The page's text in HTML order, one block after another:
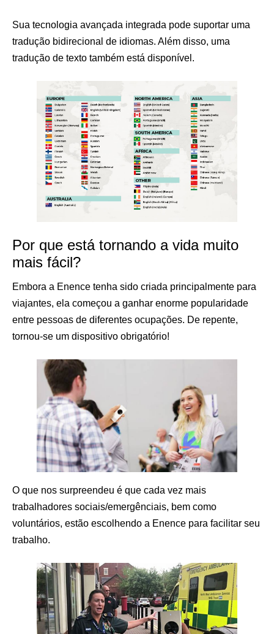
Sua tecnologia avançada integrada pode suportar uma
tradução bidirecional de idiomas. Além disso, uma
tradução de texto também está disponível.
Por que está tornando a vida muito
mais fácil?
Embora a Enence tenha sido criada principalmente para
viajantes, ela começou a ganhar enorme popularidade
entre pessoas de diferentes ocupações. De repente,
tornou-se um dispositivo obrigatório!
O que nos surpreendeu é que cada vez mais
trabalhadores sociais/emergênciais, bem como
voluntários, estão escolhendo a Enence para facilitar seu
trabalho.